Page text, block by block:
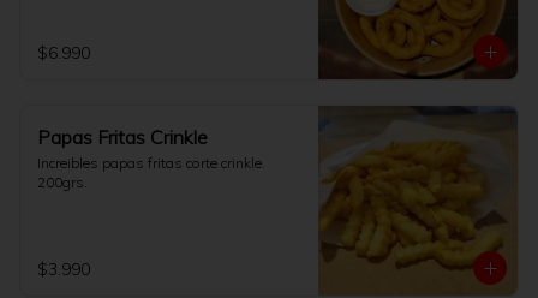
$6.990
Papas Fritas Crinkle
Increibles papas fritas corte crinkle.
200grs.
$3.990